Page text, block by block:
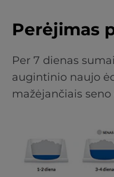
Perėjimas
Per 7 dienas
augintinio naujo
mažėjančiais